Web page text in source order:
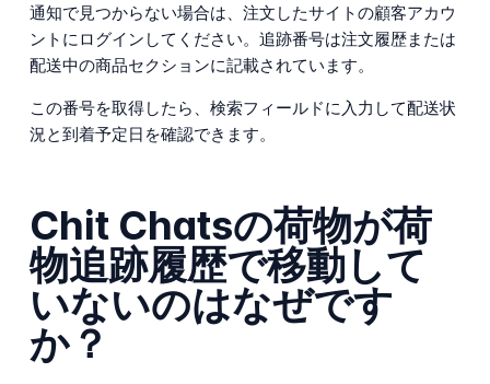
通知で見つからない場合は、注文したサイトの顧客アカウ
ントにログインしてください。追跡番号は注文履歴または
配送中の商品セクションに記載されています。
この番号を取得したら、検索フィールドに入力して配送状
況と到着予定日を確認できます。
Chit Chatsの荷物が荷
物追跡履歴で移動して
いないのはなぜです
か？